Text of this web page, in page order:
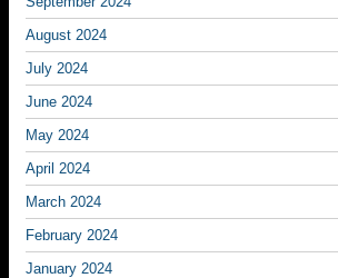
August 2024
July 2024
June 2024
May 2024
April 2024
March 2024
February 2024
January 2024